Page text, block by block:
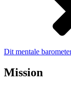
Dit mentale
Mission